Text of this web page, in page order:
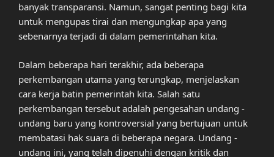
banyak transparansi. Namun, sangat penting bagi kita
untuk mengupas tirai dan mengungkap apa yang
sebenarnya terjadi di dalam pemerintahan kita.
Dalam beberapa hari terakhir, ada beberapa
perkembangan utama yang terungkap, menjelaskan
cara kerja batin pemerintah kita. Salah satu
perkembangan tersebut adalah pengesahan undang -
undang baru yang kontroversial yang bertujuan untuk
membatasi hak suara di beberapa negara. Undang -
undang ini, yang telah dipenuhi dengan kritik dan